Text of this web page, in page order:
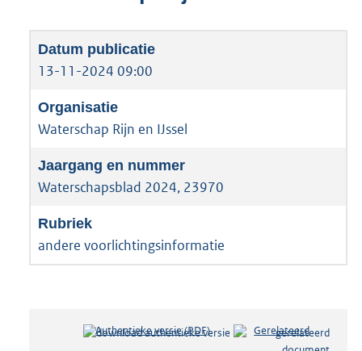
13-11-2024 09:00
Waterschap Rijn en IJssel
Waterschapsblad 2024, 23970
andere voorlichtingsinformatie
Authentieke versie (PDF)b
Gerelateerd